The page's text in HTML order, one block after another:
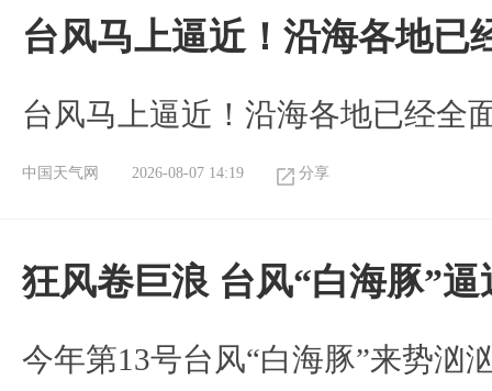
台风马上逼近！沿海各地已
台风马上逼近！沿海各地已经全
中国天气网 2026-08-07 14:19 分享
狂风卷巨浪 台风“白海豚”
今年第13号台风“白海豚”来势汹